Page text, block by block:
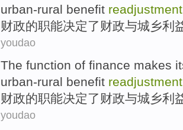
urban-rural benefit readjustment
财政的职能决定了财政与城乡利
youdao
The function of finance makes
urban-rural benefit readjustment
财政的职能决定了财政与城乡利
youdao